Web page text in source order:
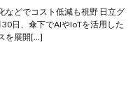
などでコスト低減も視野 日立グ
日、傘下でAIやIoTを活用した
を展開[…]